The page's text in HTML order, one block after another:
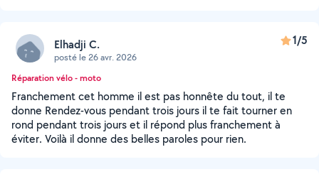
Elhadji C.
posté le 26 avr. 2026
1/5
Réparation vélo - moto
Franchement cet homme il est pas honnête du tout, il te
donne Rendez-vous pendant trois jours il te fait tourner en
rond pendant trois jours et il répond plus franchement à
éviter. Voilà il donne des belles paroles pour rien.